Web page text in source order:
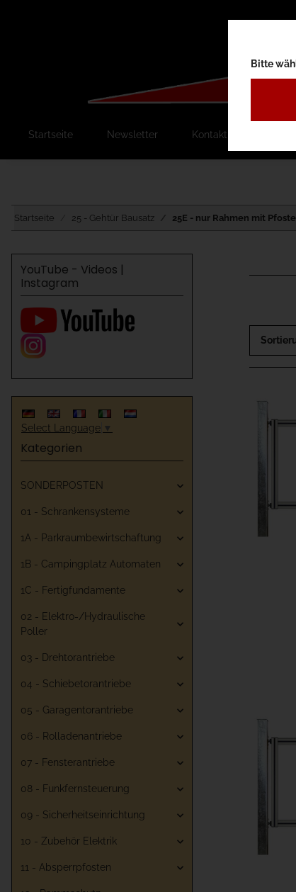
Startseite Newsletter Kontakt
Startseite 25 - Gehtür Bausatz 25E - nur Rahmen mit
YouTube - Videos |
Instagram
Select Language ▼
Kategorien
SONDERPOSTEN
01 - Schrankensysteme
1A - Parkraumbewirtschaftung
1B - Campingplatz Automaten
1C - Fertigfundamente
02 - Elektro-/Hydraulische
Poller
03 - Drehtorantriebe
04 - Schiebetorantriebe
05 - Garagentorantriebe
06 - Rolladenantriebe
07 - Fensterantriebe
08 - Funkfernsteuerung
09 - Sicherheitseinrichtung
10 - Zubehör Elektrik
11 - Absperrpfosten
Bitte